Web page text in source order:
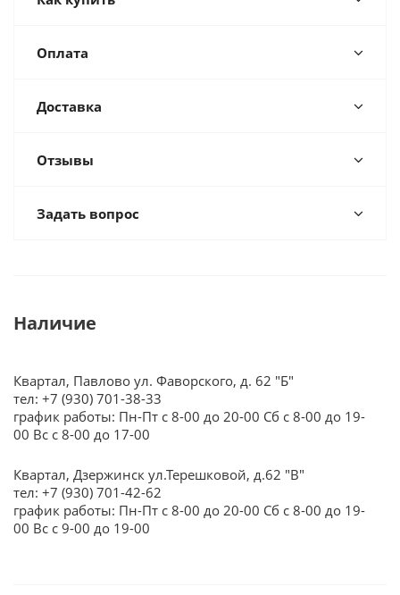
Оплата
Доставка
Отзывы
Задать вопрос
Наличие
Квартал, Павлово ул. Фаворского, д. 62 "Б"
тел: +7 (930) 701-38-33
график работы: Пн-Пт с 8-00 до 20-00 Сб с 8-00 до 19-
00 Вс с 8-00 до 17-00
Квартал, Дзержинск ул.Терешковой, д.62 "В"
тел: +7 (930) 701-42-62
график работы: Пн-Пт с 8-00 до 20-00 Сб с 8-00 до 19-
00 Вс с 9-00 до 19-00